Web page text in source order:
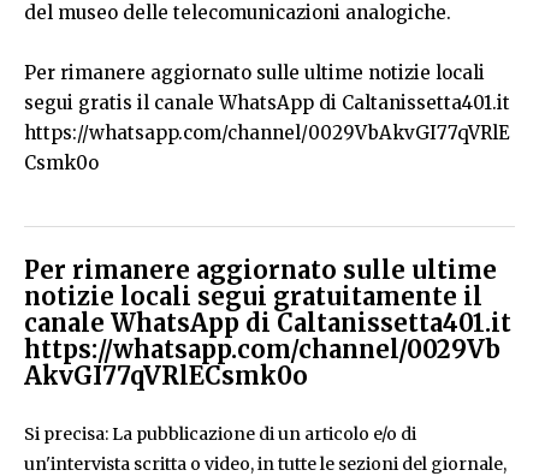
del museo delle telecomunicazioni analogiche.
Per rimanere aggiornato sulle ultime notizie locali
segui gratis il canale WhatsApp di Caltanissetta401.it
https://whatsapp.com/channel/0029VbAkvGI77qVRlE
Csmk0o
Per rimanere aggiornato sulle ultime
notizie locali segui gratuitamente il
canale WhatsApp di Caltanissetta401.it
https://whatsapp.com/channel/0029Vb
AkvGI77qVRlECsmk0o
Si precisa: La pubblicazione di un articolo e/o di
un'intervista scritta o video, in tutte le sezioni del giornale,